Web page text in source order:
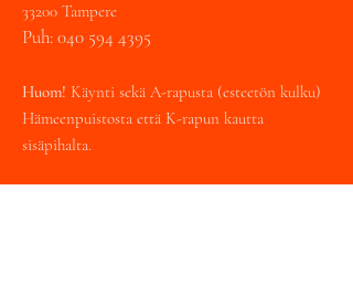
33200 Tampere
Puh:040 594 4395
Huom! Käynti sekä A-rapusta (esteetön kulku)
Hämeenpuistosta että K-rapun kautta
sisäpihalta.